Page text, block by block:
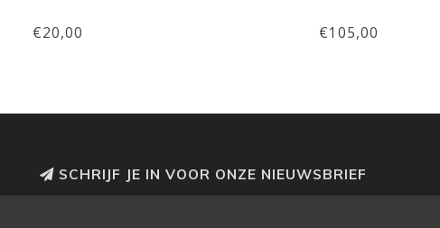
€20,00 €105,00
SCHRIJF JE IN VOOR ONZE NIEUWSBRIEF